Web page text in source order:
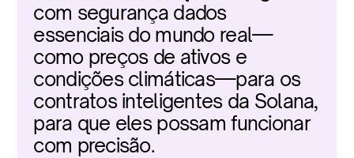
com segurança dados
essenciais do mundo real—
como preços de ativos e
condições climáticas—para os
contratos inteligentes da Solana,
para que eles possam funcionar
com precisão.